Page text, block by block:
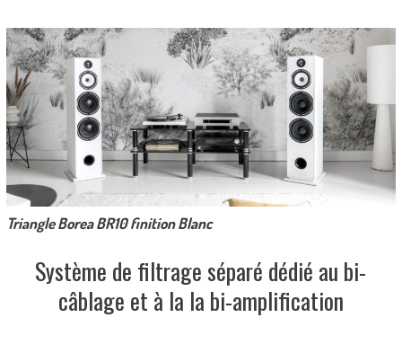
Triangle Borea BR10 finition Blanc
Système de filtrage séparé dédié au bi-
câblage et à la la bi-amplification